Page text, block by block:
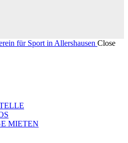
für Sport in Allershausen Close
MIETEN